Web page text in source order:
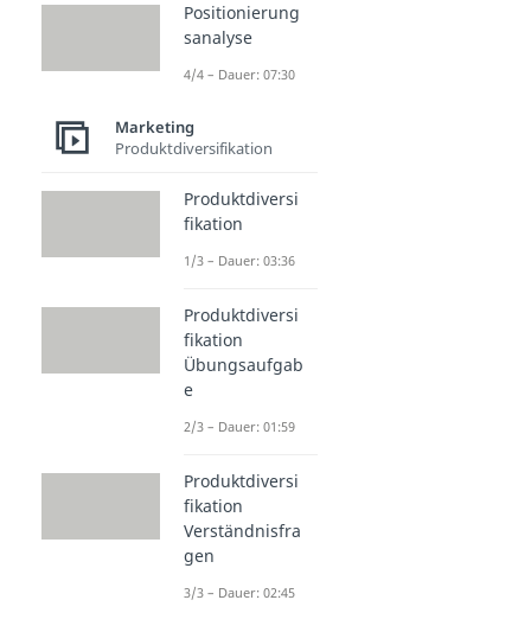
Positionierung
sanalyse
4/4 – Dauer: 07:30
Marketing
Produktdiversifikation
Produktdiversi
fikation
1/3 – Dauer: 03:36
Produktdiversi
fikation
Übungsaufgab
e
2/3 – Dauer: 01:59
Produktdiversi
fikation
Verständnisfra
gen
3/3 – Dauer: 02:45